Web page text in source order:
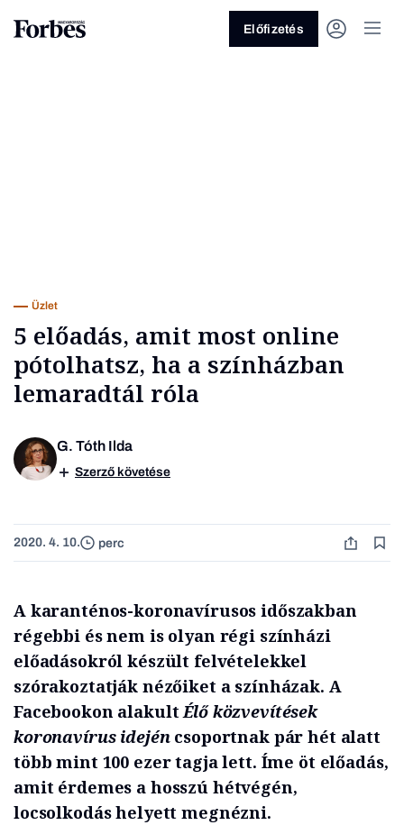
Előfizetés
Üzlet
5 előadás, amit most online
pótolhatsz, ha a színházban
lemaradtál róla
G. Tóth Ilda
Szerző követése
2020. 4. 10. perc
A karanténos-koronavírusos időszakban
régebbi és nem is olyan régi színházi
előadásokról készült felvételekkel
szórakoztatják nézőiket a színházak. A
Facebookon alakultÉlő közvevítések
koronavírus idején csoportnak pár hét alatt
több mint 100 ezer tagja lett. Íme öt előadás,
amit érdemes a hosszú hétvégén,
locsolkodás helyett megnézni.